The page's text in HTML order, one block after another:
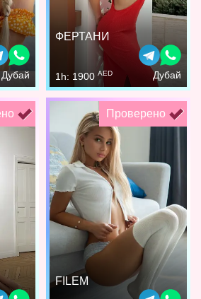
Дубай
ФЕРТАНИ
1h: 1900 AED Дубай
Проверено
FILEM